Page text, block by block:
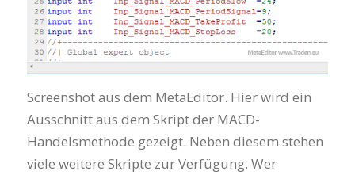
Screenshot aus dem MetaEditor. Hier wird ein
Ausschnitt aus dem Skript der MACD-
Handelsmethode gezeigt. Neben diesem stehen
viele weitere Skripte zur Verfügung. Wer